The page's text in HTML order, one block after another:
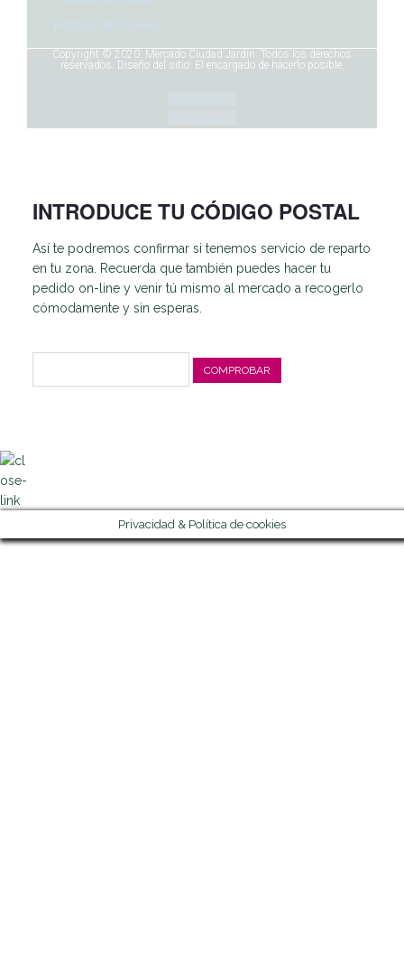
Politica de Cookies
Copyright © 2020. Mercado Ciudad Jardín. Todos los derechos
reservados. Diseño del sitio: El encargado de hacerlo posible.
Facebook
Instagram
INTRODUCE TU CÓDIGO POSTAL
Así te podremos confirmar si tenemos servicio de reparto
en tu zona. Recuerda que también puedes hacer tu
pedido on-line y venir tú mismo al mercado a recogerlo
cómodamente y sin esperas.
Privacidad & Política de cookies